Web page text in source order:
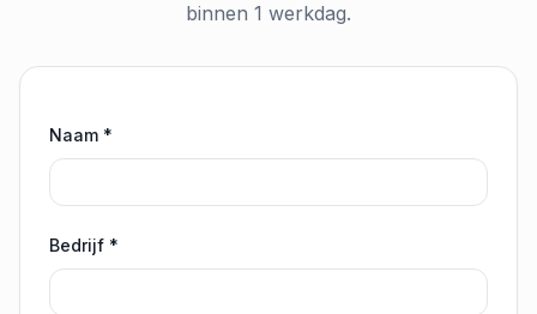
binnen 1 werkdag.
Naam *
Bedrijf *